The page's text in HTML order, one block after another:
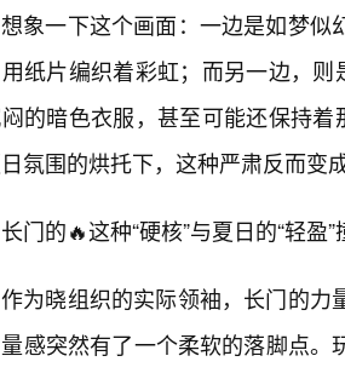
想象一下这个画面：一边是如梦似
纸片编织着彩虹；而另一边，
的暗色衣服，甚至可能还保持
氛围的烘托下，这种严肃反而变
长门的🔥这种“硬核”与夏日的“轻
作为晓组织的实际领袖，长门的力
感突然有了一个柔软的落脚点